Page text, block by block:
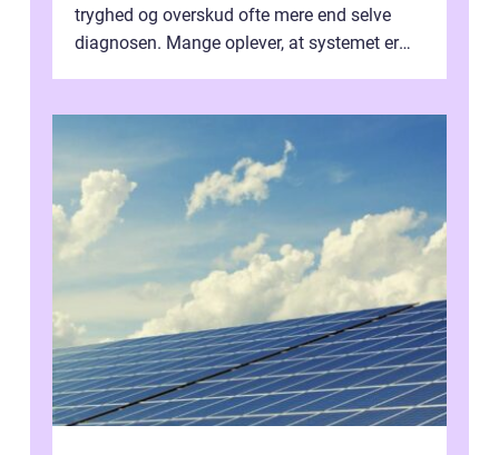
tryghed og overskud ofte mere end selve
diagnosen. Mange oplever, at systemet er